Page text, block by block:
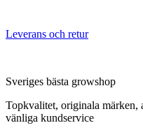
Leverans och retur
Sveriges bästa growshop
Topkvalitet, originala märken,
vänliga kundservice